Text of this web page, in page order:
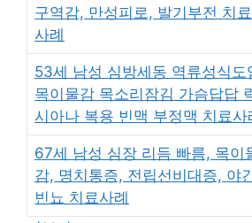
구역감, 만성피로, 발기부전 치료
사례
53세 남성 심방세동 역류성식도
목이물감 목소리잠김 가슴답답
시아나 복용 빈맥 부정맥 치료사
67세 남성 심장 리듬 빠름, 목이
감, 명치통증, 전립선비대증, 야
빈뇨 치료사례